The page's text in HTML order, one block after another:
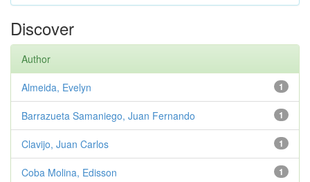
Discover
Author
1
Almeida, Evelyn
1
Barrazueta Samaniego, Juan Fernando
1
Clavijo, Juan Carlos
1
Coba Molina, Edisson